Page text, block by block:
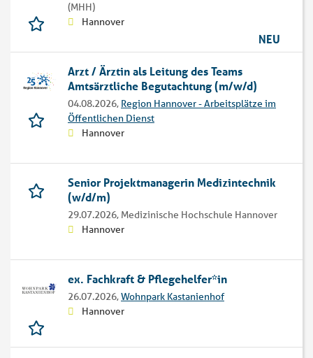
(MHH)
Hannover
NEU
Arzt / Ärztin als Leitung des Teams
Amtsärztliche Begutachtung (m/w/d)
04.08.2026, Region Hannover - Arbeitsplätze im
Öffentlichen Dienst
Hannover
Senior Projektmanagerin Medizintechnik
(w/d/m)
29.07.2026, Medizinische Hochschule Hannover
Hannover
ex. Fachkraft & Pflegehelfer*in
26.07.2026,Wohnpark Kastanienhof
Hannover